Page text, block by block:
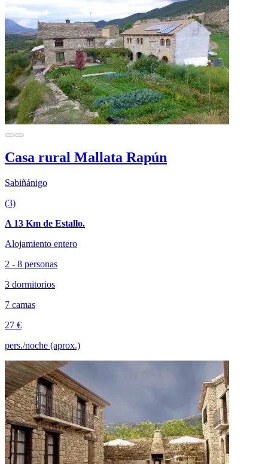
Casa rural Mallata Rapún
Sabiñánigo
(3)
A 13 Km de Estallo.
Alojamiento entero
2 - 8 personas
3 dormitorios
7 camas
27 €
pers./noche (aprox.)